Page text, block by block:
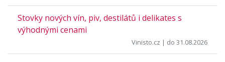
Stovky nových vín, piv, destilátů i delikates s
výhodnými cenami
Vinisto.cz | do 31.08.2026